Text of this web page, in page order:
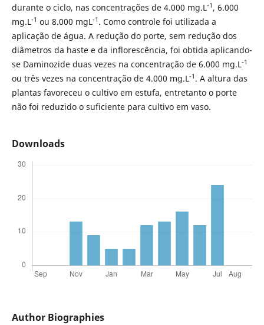
durante o ciclo, nas concentrações de 4.000 mg.L-1 , 6.000
mg.L-1 ou 8.000 mgL-1 . Como controle foi utilizada a
aplicação de água. A redução do porte, sem redução dos
diâmetros da haste e da inflorescência, foi obtida aplicando-
se Daminozide duas vezes na concentração de 6.000 mg.L-1
ou três vezes na concentração de 4.000 mg.L-1 . A altura das
plantas favoreceu o cultivo em estufa, entretanto o porte
não foi reduzido o suficiente para cultivo em vaso.
Downloads
Author Biographies